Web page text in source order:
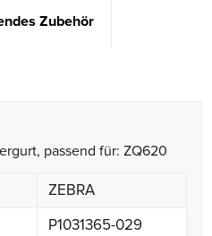
Zubehör
passend für: ZQ620
ZEBRA
P1031365-029